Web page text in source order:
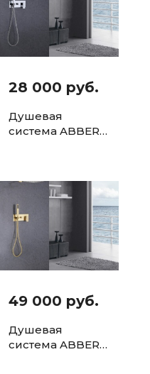
28 000 руб.
Душевая
система ABBER
49 000 руб.
Душевая
система ABBER